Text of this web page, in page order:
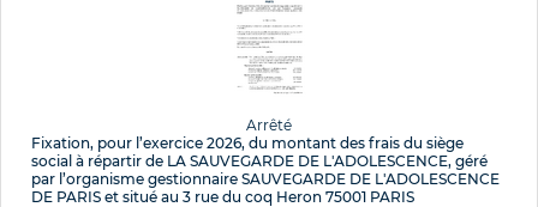
Arrêté
Fixation, pour l’exercice 2026, du montant des frais du siège
social à répartir de LA SAUVEGARDE DE L'ADOLESCENCE, géré
par l’organisme gestionnaire SAUVEGARDE DE L'ADOLESCENCE
DE PARIS et situé au 3 rue du coq Heron 75001 PARIS